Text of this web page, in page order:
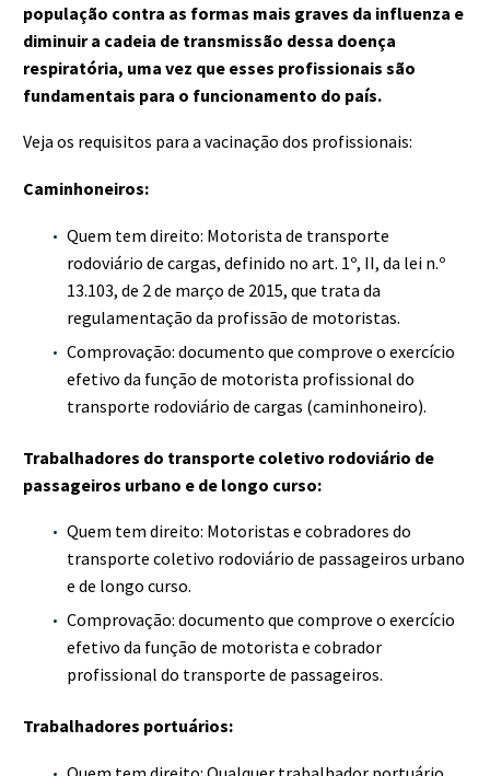
população contra as formas mais graves da influenza e
diminuir a cadeia de transmissão dessa doença
respiratória, uma vez que esses profissionais são
fundamentais para o funcionamento do país.
Veja os requisitos para a vacinação dos profissionais:
Caminhoneiros:
Quem tem direito: Motorista de transporte
rodoviário de cargas, definido no art. 1º, II, da lei n.º
13.103, de 2 de março de 2015, que trata da
regulamentação da profissão de motoristas.
Comprovação: documento que comprove o exercício
efetivo da função de motorista profissional do
transporte rodoviário de cargas (caminhoneiro).
Trabalhadores do transporte coletivo rodoviário de
passageiros urbano e de longo curso:
Quem tem direito: Motoristas e cobradores do
transporte coletivo rodoviário de passageiros urbano
e de longo curso.
Comprovação: documento que comprove o exercício
efetivo da função de motorista e cobrador
profissional do transporte de passageiros.
Trabalhadores portuários: